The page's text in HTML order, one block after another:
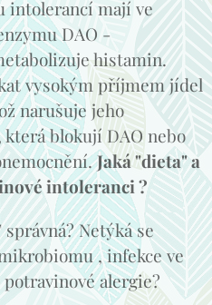
intolerancí mají ve
DAO -
histamin.
vysokým příjmem jídel
narušuje jeho
která blokují DAO nebo
Jaká "dieta" a
intoleranci ?
Netýká se
, infekce ve
alergie?